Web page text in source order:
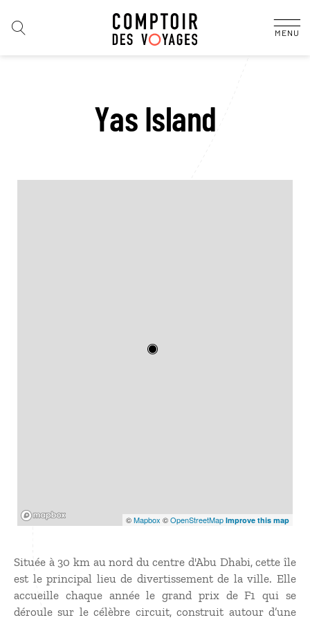
MENU
Yas Island
©Mapbox ©OpenStreetMap Improve this map
Située à 30 km au nord du centre d'Abu Dhabi, cette île
est le principal lieu de divertissement de la ville. Elle
accueille chaque année le grand prix de F1 qui se
déroule sur le célèbre circuit, construit autour d’une